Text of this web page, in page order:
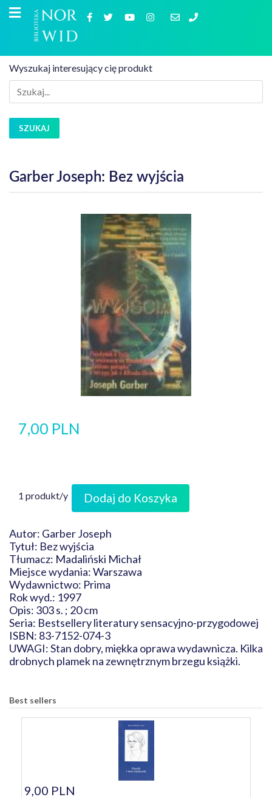
Wyszukaj interesujący cię produkt
SZUKAJ
Garber Joseph: Bez wyjścia
7,00 PLN
1 produkt/y Dodaj do Koszyka
Autor: Garber Joseph
Tytuł: Bez wyjścia
Tłumacz: Madaliński Michał
Miejsce wydania: Warszawa
Wydawnictwo: Prima
Rok wyd.: 1997
Opis: 303 s. ; 20 cm
Seria: Bestsellery literatury sensacyjno-przygodowej
ISBN: 83-7152-074-3
UWAGI: Stan dobry, miękka oprawa wydawnicza. Kilka
drobnych plamek na zewnętrznym brzegu książki.
Best sellers
9,00 PLN